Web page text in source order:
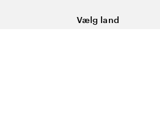
Vælg land